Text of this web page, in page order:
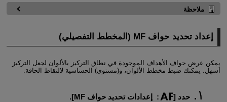
ملاحظة
إعداد تحديد حواف MF (المخطط التفصيلي)
يمكن عرض حواف الأهداف الموجودة في نطاق التركيز بالألوان لجعل التركيز
أسهل. يمكنك ضبط مخطط الألوان، و(مستوى) الحساسية لالتقاط الحافة.
حدد [ : إعدادات تحديد حواف MF ].